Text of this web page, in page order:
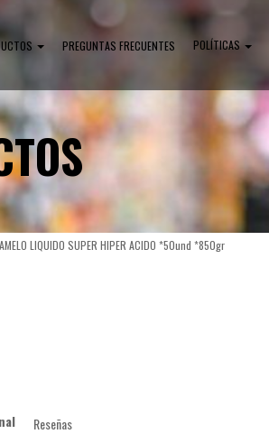
PREGUNTAS FRECUENTES POLÍTICAS
LIQUIDO SUPER HIPER ACIDO *50und *850gr
Reseñas